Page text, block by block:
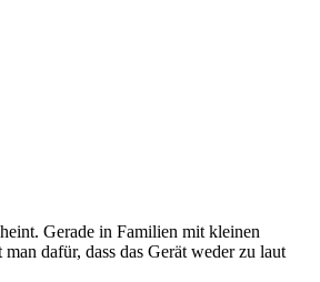
Gerade in Familien mit kleinen
dafür, dass das Gerät weder zu laut